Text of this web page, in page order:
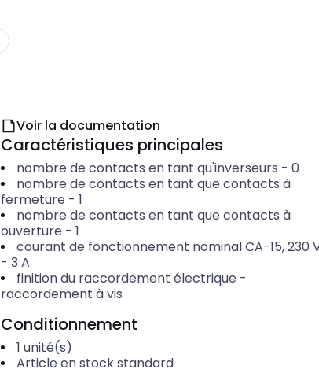
Voir la documentation
Caractéristiques principales
nombre de contacts en tant qu'inverseurs - 0
nombre de contacts en tant que contacts à
fermeture - 1
nombre de contacts en tant que contacts à
ouverture - 1
courant de fonctionnement nominal CA-15, 230
- 3 A
finition du raccordement électrique -
raccordement à vis
Conditionnement
1 unité(s)
Article en stock standard